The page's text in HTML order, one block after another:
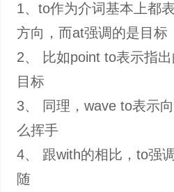
1、to作为介词基本上都
方向，而at强调的是目标
2、 比如point to表示指
目标
3、 同理，wave to表示
么挥手
4、 跟with的相比，to强
随